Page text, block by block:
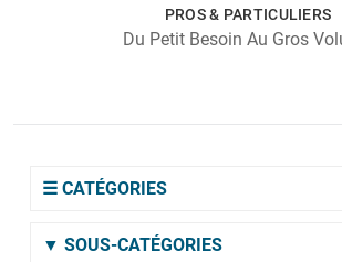
PROS & PARTICULIERS
Du Petit Besoin Au Gros
☰ CATÉGORIES
▼ SOUS-CATÉGORIES